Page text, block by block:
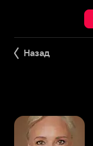
Назад